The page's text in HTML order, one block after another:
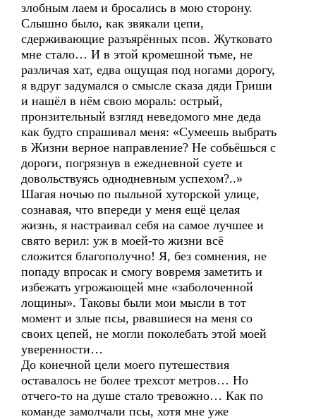
злобным лаем и бросались в мою сторону.
Слышно было, как звякали цепи,
сдерживающие разъярённых псов. Жутковато
мне стало… И в этой кромешной тьме, не
различая хат, едва ощущая под ногами дорогу,
я вдруг задумался о смысле сказа дяди Гриши
и нашёл в нём свою мораль: острый,
пронзительный взгляд неведомого мне деда
как будто спрашивал меня: «Сумеешь выбрать
в Жизни верное направление? Не собьёшься с
дороги, погрязнув в ежедневной суете и
довольствуясь однодневным успехом?..»
Шагая ночью по пыльной хуторской улице,
сознавая, что впереди у меня ещё целая
жизнь, я настраивал себя на самое лучшее и
свято верил: уж в моей-то жизни всё
сложится благополучно! Я, без сомнения, не
попаду впросак и смогу вовремя заметить и
избежать угрожающей мне «заболоченной
лощины». Таковы были мои мысли в тот
момент и злые псы, рвавшиеся на меня со
своих цепей, не могли поколебать этой моей
уверенности…
До конечной цели моего путешествия
оставалось не более трехсот метров… Но
отчего-то на душе стало тревожно… Как по
команде замолчали псы, хотя мне уже